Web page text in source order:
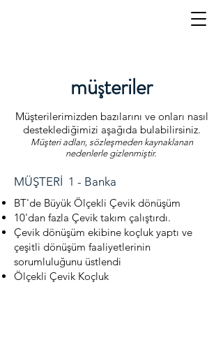
müşteriler
Müşterilerimizden bazılarını ve onları nasıl
desteklediğimizi aşağıda bulabilirsiniz.
Müşteri adları, sözleşmeden kaynaklanan
nedenlerle gizlenmiştir.
MÜŞTERİ 1 - Banka
BT'de Büyük Ölçekli Çevik dönüşüm
10'dan fazla Çevik takım çalıştırdı.
Çevik dönüşüm ekibine koçluk yaptı ve
çeşitli dönüşüm faaliyetlerinin
sorumluluğunu üstlendi
Ölçekli Çevik Koçluk